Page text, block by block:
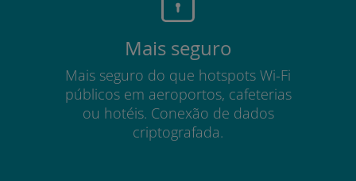
Mais seguro
Mais seguro do que hotspots Wi-Fi
públicos em aeroportos, cafeterias
ou hotéis. Conexão de dados
criptografada.